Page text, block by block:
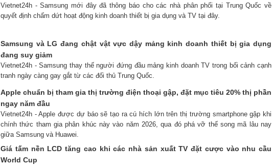
Vietnet24h - Samsung mới đây đã thông báo cho các nhà phân phối tại Trung Quốc về
quyết định chấm dứt hoạt động kinh doanh thiết bị gia dụng và TV tại đây.
Samsung và LG đang chật vật vực dậy mảng kinh doanh thiết bị gia dụng
đang suy giảm
Vietnet24h - Samsung thay thế người đứng đầu mảng kinh doanh TV trong bối cảnh cạnh
tranh ngày càng gay gắt từ các đối thủ Trung Quốc.
Apple chuẩn bị tham gia thị trường điện thoại gập, đặt mục tiêu 20% thị phần
ngay năm đầu
Vietnet24h - Apple được dự báo sẽ tạo ra cú hích lớn trên thị trường smartphone gập khi
chính thức tham gia phân khúc này vào năm 2026, qua đó phá vỡ thế song mã lâu nay
giữa Samsung và Huawei.
Giá tấm nền LCD tăng cao khi các nhà sản xuất TV đặt cược vào nhu cầu
World Cup